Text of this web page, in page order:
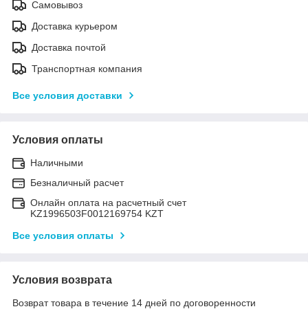
Самовывоз
Доставка курьером
Доставка почтой
Транспортная компания
Все условия доставки
Условия оплаты
Наличными
Безналичный расчет
Онлайн оплата на расчетный счет
KZ1996503F0012169754 KZT
Все условия оплаты
Условия возврата
Возврат товара в течение 14 дней по договоренности